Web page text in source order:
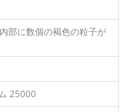
部に数個の褐色の粒子が
25000